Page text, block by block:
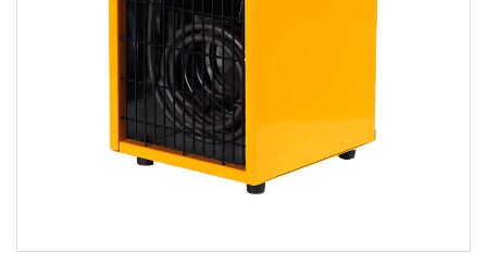
Paramètres:
EN SAVOIR PLUS